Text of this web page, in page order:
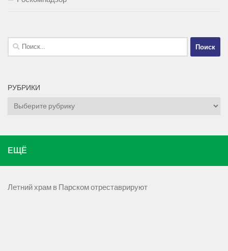
Найти:
РУБРИКИ
Рубрики
ЕЩЁ
Летний храм в Парском отреставрируют